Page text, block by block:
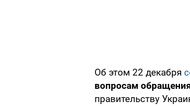
Об этом 22 декабря
вопросам
правительству